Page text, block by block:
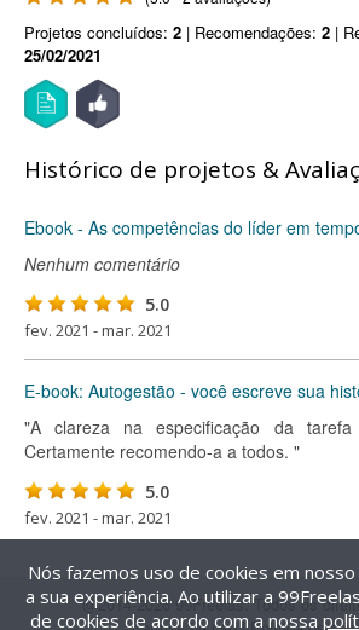
Projetos concluídos: 2 | Recomendações: 2 |
25/02/2021
Histórico de projetos &
Ebook - As competências do líder em
Nenhum comentário
5.0
fev. 2021 - mar. 2021
E-book: Autogestão - você escreve sua
"A clareza na especificação da
Certamente recomendo-a a todos. "
5.0
fev. 2021 - mar. 2021
@2014-2026 99Freelas. Todos os
Nós fazemos uso de cookies em
a sua experiência. Ao utilizar a
de cookies de acordo com a nossa